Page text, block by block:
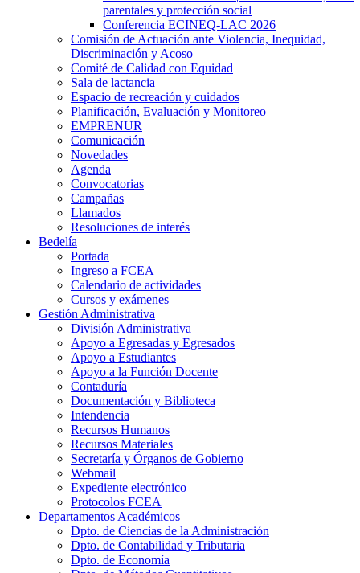
parentales y protección social
Conferencia ECINEQ-LAC 2026
Comisión de Actuación ante Violencia, Inequidad,
Discriminación y Acoso
Comité de Calidad con Equidad
Sala de lactancia
Espacio de recreación y cuidados
Planificación, Evaluación y Monitoreo
EMPRENUR
Comunicación
Novedades
Agenda
Convocatorias
Campañas
Llamados
Resoluciones de interés
Bedelía
Portada
Ingreso a FCEA
Calendario de actividades
Cursos y exámenes
Gestión Administrativa
División Administrativa
Apoyo a Egresadas y Egresados
Apoyo a Estudiantes
Apoyo a la Función Docente
Contaduría
Documentación y Biblioteca
Intendencia
Recursos Humanos
Recursos Materiales
Secretaría y Órganos de Gobierno
Webmail
Expediente electrónico
Protocolos FCEA
Departamentos Académicos
Dpto. de Ciencias de la Administración
Dpto. de Contabilidad y Tributaria
Dpto. de Economía